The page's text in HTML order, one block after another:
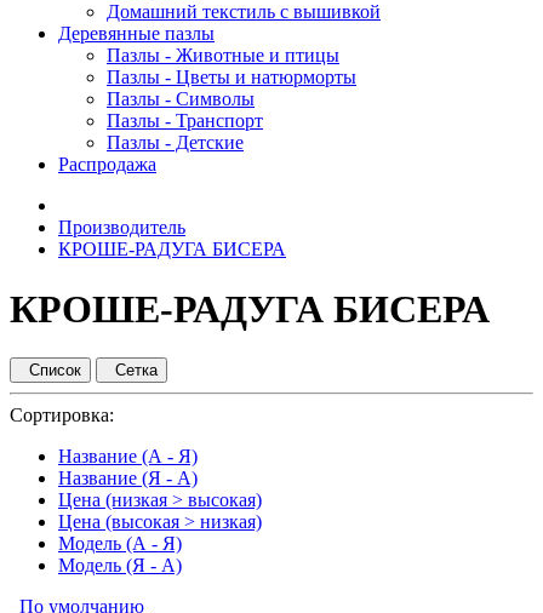
Домашний текстиль с вышивкой
Деревянные пазлы
Пазлы - Животные и птицы
Пазлы - Цветы и натюрморты
Пазлы - Символы
Пазлы - Транспорт
Пазлы - Детские
Распродажа
Производитель
КРОШЕ-РАДУГА БИСЕРА
КРОШЕ-РАДУГА БИСЕРА
Список Сетка
Сортировка:
Название (А - Я)
Название (Я - А)
Цена (низкая > высокая)
Цена (высокая > низкая)
Модель (А - Я)
Модель (Я - А)
По умолчанию